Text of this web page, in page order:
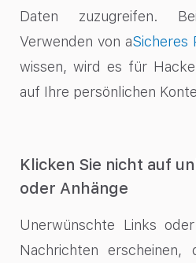
Daten zuzugreifen.
Verwenden von aSicheres
wissen, wird es für
auf Ihre persönlichen
Klicken Sie nicht auf
oder Anhänge
Unerwünschte Links
Nachrichten